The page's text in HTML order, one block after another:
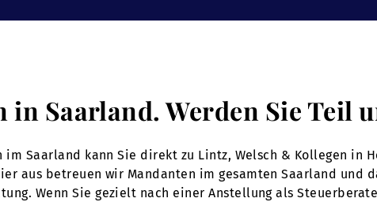
Saarland. Werden Sie Teil
Saarland kann Sie direkt zu Lintz, Welsch & Kollegen in
aus betreuen wir Mandanten im gesamten Saarland und
Wenn Sie gezielt nach einer Anstellung als